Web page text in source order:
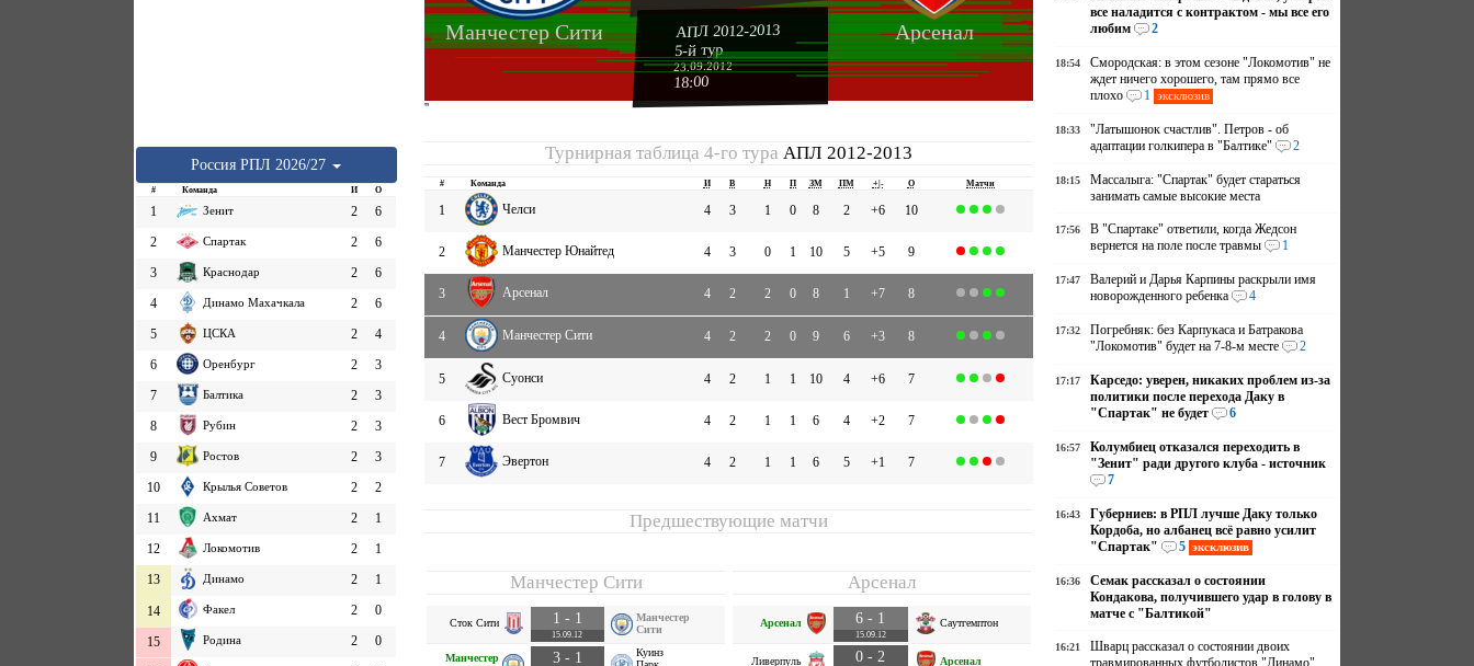
Россия РПЛ 2026/27
# Команда И О
1 Зенит 2
6
2
Спартак 2
6
3
Краснодар 2
6
4
Динамо Махачкала 2
6
5
ЦСКА 2
4
6
Оренбург 2
3
7
Балтика 2
3
8
Рубин 2
3
9
Ростов 2
3
10
Крылья Советов 2
2
11
Ахмат 2
1
12
Локомотив 2
1
13
Динамо 2 1
14 Факел 2 0
15 Родина 2 0
Манчестер Сити Арсенал
АПЛ 2012-2013
5-й тур
23.09.2012
18:00
''
Турнирная таблица 4-го тураАПЛ 2012-2013
# Команда И В Н П ЗМ ПМ +|- О Матчи
1 Челси 4 3 1 0 8 2 +6 10
2 Манчестер Юнайтед 4 3 0 1 10 5 +5 9
3 Арсенал 4 2 2 0 8 1 +7 8
4 Манчестер Сити 4 2 2 0 9 6 +3 8
5 Суонси 4 2 1 1 10 4 +6 7
6 Вест Бромвич 4 2 1 1 6 4 +2 7
7 Эвертон 4 2 1 1 6 5 +1 7
Предшествующие матчи
Манчестер Сити
Сток Сити 1 - 1
15.09.12
Манчестер
Сити
Манчестер
3 - 1
Куинз
Арсенал
Арсенал 6 - 1
15.09.12
Саутгемптон
Ливерпуль 0 - 2 Арсенал
все наладится с контрактом - мы все его
любим
2
18:54
Смородская: в этом сезоне "Локомотив" не
ждет ничего хорошего, там прямо все
плохо
1 эксклюзив
18:33
"Латышонок счастлив". Петров - об
адаптации голкипера в "Балтике"
2
18:15
Массалыга: "Спартак" будет стараться
занимать самые высокие места
17:56
В "Спартаке" ответили, когда Жедсон
вернется на поле после травмы
1
17:47
Валерий и Дарья Карпины раскрыли имя
новорожденного ребенка
4
17:32
Погребняк: без Карпукаса и Батракова
"Локомотив" будет на 7-8-м месте
2
17:17
Карседо: уверен, никаких проблем из-за
политики после перехода Даку в
"Спартак" не будет
6
16:57
Колумбиец отказался переходить в
"Зенит" ради другого клуба - источник
7
16:43
Губерниев: в РПЛ лучше Даку только
Кордоба, но албанец всё равно усилит
"Спартак"
5 эксклюзив
16:36
Семак рассказал о состоянии
Кондакова, получившего удар в голову в
матче с "Балтикой"
16:21
Шварц рассказал о состоянии двоих
травмированных футболистов "Динамо"